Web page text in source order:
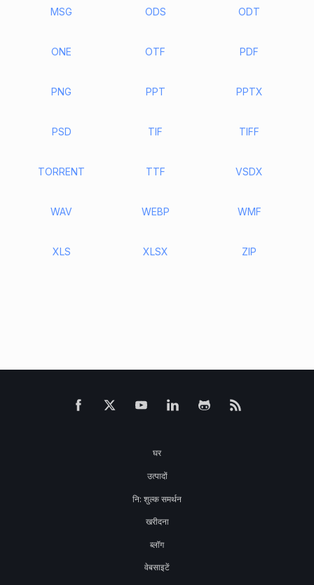
MSG ODS ODT
ONE OTF PDF
PNG PPT PPTX
PSD TIF TIFF
TORRENT TTF VSDX
WAV WEBP WMF
XLS XLSX ZIP
घर
उत्पादों
नि: शुल्क समर्थन
खरीदना
ब्लॉग
वेबसाइटें